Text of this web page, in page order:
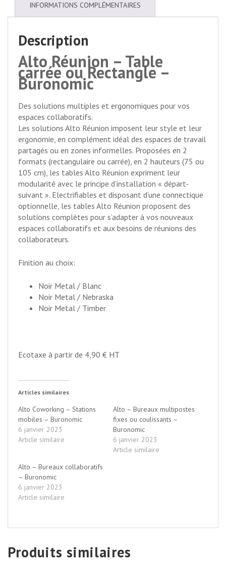
INFORMATIONS COMPLÉMENTAIRES
Description
Alto Réunion – Table
carrée ou Rectangle –
Buronomic
Des solutions multiples et ergonomiques pour vos
espaces collaboratifs.
Les solutions Alto Réunion imposent leur style et leur
ergonomie, en complément idéal des espaces de travail
partagés ou en zones informelles. Proposées en 2
formats (rectangulaire ou carrée), en 2 hauteurs (75 ou
105 cm), les tables Alto Réunion expriment leur
modularité avec le principe d’installation « départ-
suivant ». Electrifiables et disposant d’une connectique
optionnelle, les tables Alto Réunion proposent des
solutions complètes pour s’adapter à vos nouveaux
espaces collaboratifs et aux besoins de réunions des
collaborateurs.
Finition au choix:
Noir Metal / Blanc
Noir Metal / Nebraska
Noir Metal / Timber
Ecotaxe à partir de 4,90 € HT
Articles similaires
Alto Coworking – Stations
mobiles – Buronomic
6 janvier 2023
Article similaire
Alto – Bureaux multipostes
fixes ou coulissants –
Buronomic
6 janvier 2023
Article similaire
Alto – Bureaux collaboratifs
– Buronomic
6 janvier 2023
Article similaire
Produits similaires